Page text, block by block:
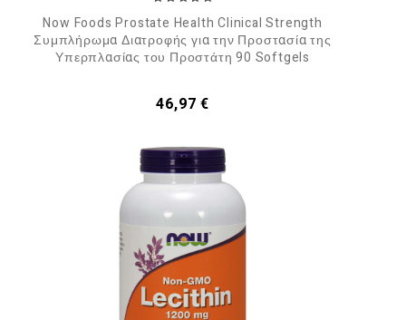
Now Foods Prostate Health Clinical Strength
Συμπλήρωμα Διατροφής για την Προστασία της
Υπερπλασίας του Προστάτη 90 Softgels
Τιμή
46,97 €